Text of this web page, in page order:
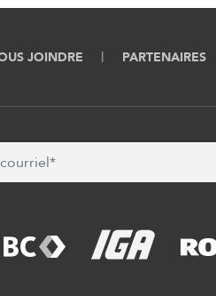
JOINDRE PARTENAIRES